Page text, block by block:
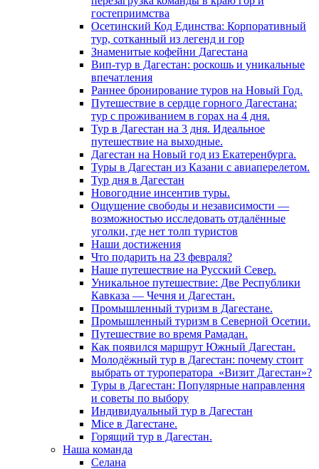
гостеприимства
Осетинский Код Единства: Корпоративный
тур, сотканный из легенд и гор
Знаменитые кофейни Дагестана
Вип-тур в Дагестан: роскошь и уникальные
впечатления
Раннее бронирование туров на Новый Год.
Путешествие в сердце горного Дагестана:
тур с проживанием в горах на 4 дня.
Тур в Дагестан на 3 дня. Идеальное
путешествие на выходные.
Дагестан на Новый год из Екатеренбурга.
Туры в Дагестан из Казани с авиаперелетом.
Тур дня в Дагестан
Новогодние инсентив туры.
Ощущение свободы и независимости —
возможностью исследовать отдалённые
уголки, где нет толп туристов
Наши достижения
Что подарить на 23 февраля?
Наше путешествие на Русский Север.
Уникальное путешествие: Две Республики
Кавказа — Чечня и Дагестан.
Промышленный туризм в Дагестане.
Промышленный туризм в Северной Осетии.
Путешествие во время Рамадан.
Как появился маршрут Южный Дагестан.
Молодёжный тур в Дагестан: почему стоит
выбрать от туроператора «Визит Дагестан»?
Туры в Дагестан: Популярные направлення
и советы по выбору
Индивидуальный тур в Дагестан
Mice в Дагестане.
Горящий тур в Дагестан.
Наша команда
Селана